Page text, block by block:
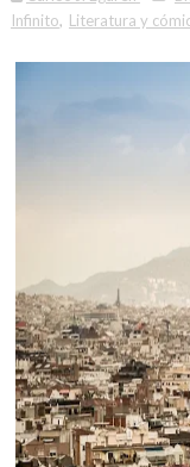
Infinito, Literatura y